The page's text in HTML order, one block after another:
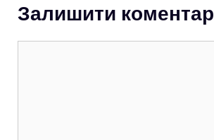
Залишити коментар